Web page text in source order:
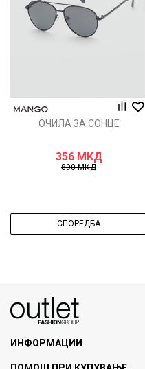
ОЧИЛА ЗА СОНЦЕ
356 МКД
890МКД
СПОРЕДБА
ИНФОРМАЦИИ
За нас